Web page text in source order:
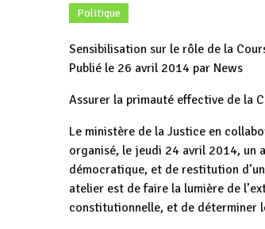
Politique
Sensibilisation sur le rôle de la
Publié le 26 avril 2014 par News
Assurer la primauté effective de la
Le ministère de la Justice en
organisé, le jeudi 24 avril 2014, un
démocratique, et de restitution
atelier est de faire la lumière de
constitutionnelle, et de déterminer